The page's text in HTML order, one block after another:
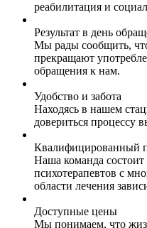
реабилитация и
Результат в день
Мы рады сообщить,
прекращают
обращения к нам.
Удобство и забота
Находясь в нашем
довериться процессу
Квалифицированный
Наша команда
психотерапевтов с
области лечения
Доступные цены
Мы понимаем, что